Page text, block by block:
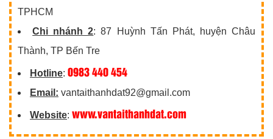
TPHCM
Chi nhánh 2: 87 Huỳnh Tấn Phát, huyện Châu
Thành, TP Bến Tre
Hotline: 0983 440 454
Email: vantaithanhdat92@gmail.com
Website: www.vantaithanhdat.com